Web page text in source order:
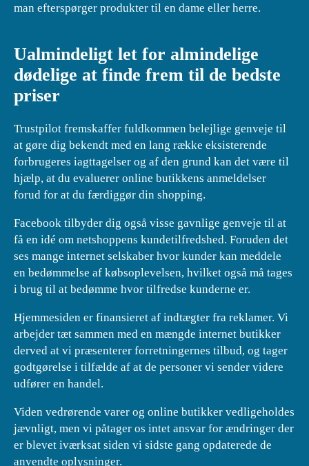
man efterspørger produkter til en dame eller herre.
Ualmindeligt let for almindelige
dødelige at finde frem til de bedste
priser
Trustpilot fremskaffer fuldkommen belejlige genveje til
at gøre dig bekendt med en lang række eksisterende
forbrugeres iagttagelser og af den grund kan det være til
hjælp, at du evaluerer online butikkens anmeldelser
forud for at du færdiggør din shopping.
Facebook tilbyder dig også visse gavnlige genveje til at
få en idé om netshoppens kundetilfredshed. Foruden det
ses mange internet selskaber hvor kunder kan meddele
en bedømmelse af købsoplevelsen, hvilket også må tages
i brug til at bedømme hvor tilfredse kunderne er.
Hjemmesiden er finansieret af indtægter fra reklamer. Vi
arbejder tæt sammen med en mængde internet butikker
derved at vi præsenterer forretningernes tilbud, og tager
godtgørelse i tilfælde af at de personer vi sender videre
udfører en handel.
Viden vedrørende varer og online butikker vedligeholdes
jævnligt, men vi påtager os intet ansvar for ændringer der
er blevet iværksat siden vi sidste gang opdaterede de
anvendte oplysninger.